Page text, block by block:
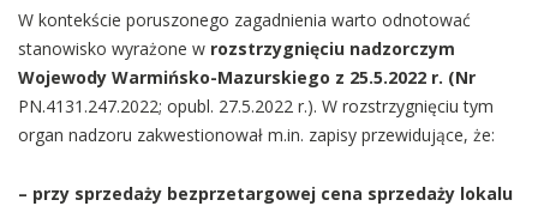
W kontekście poruszonego zagadnienia warto odnotować
stanowisko wyrażone w rozstrzygnięciu nadzorczym
Wojewody Warmińsko-Mazurskiego z 25.5.2022 r. (Nr
PN.4131.247.2022; opubl. 27.5.2022 r.). W rozstrzygnięciu tym
organ nadzoru zakwestionował m.in. zapisy przewidujące, że:
– przy sprzedaży bezprzetargowej cena sprzedaży lokalu